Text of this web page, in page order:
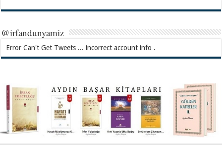
@irfandunyamiz
Error Can't Get Tweets ... incorrect account info .